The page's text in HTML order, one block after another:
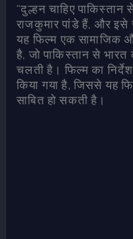
“दुल्हन चाहिए पाकिस्तान
राजकुमार पांडे हैं, और इसे
यह फिल्म एक सामाजिक
है, जो पाकिस्तान से
चलती है। फिल्म का
किया गया है, जिससे यह
साबित हो सकती है।